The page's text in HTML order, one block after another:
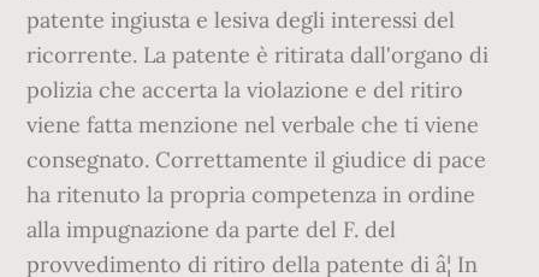
patente ingiusta e lesiva degli interessi del
ricorrente. La patente è ritirata dall'organo di
polizia che accerta la violazione e del ritiro
viene fatta menzione nel verbale che ti viene
consegnato. Correttamente il giudice di pace
ha ritenuto la propria competenza in ordine
alla impugnazione da parte del F. del
provvedimento di ritiro della patente di â¦ In